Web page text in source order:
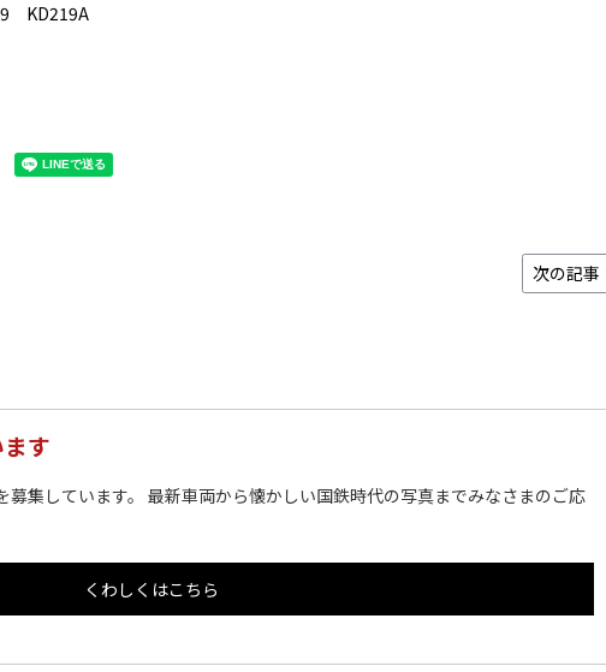
KD219A
次の記事
す
集しています。 最新車両から懐かしい国鉄時代の写真までみなさまのご応
くわしくはこちら